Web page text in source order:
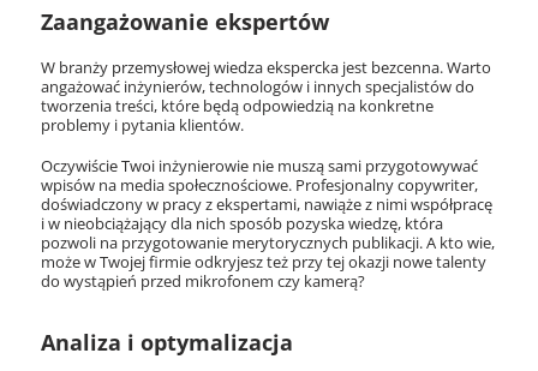
Zaangażowanie ekspertów
W branży przemysłowej wiedza ekspercka jest bezcenna. Warto
angażować inżynierów, technologów i innych specjalistów do
tworzenia treści, które będą odpowiedzią na konkretne
problemy i pytania klientów.
Oczywiście Twoi inżynierowie nie muszą sami przygotowywać
wpisów na media społecznościowe. Profesjonalny copywriter,
doświadczony w pracy z ekspertami, nawiąże z nimi współpracę
i w nieobciążający dla nich sposób pozyska wiedzę, która
pozwoli na przygotowanie merytorycznych publikacji. A kto wie,
może w Twojej firmie odkryjesz też przy tej okazji nowe talenty
do wystąpień przed mikrofonem czy kamerą?
Analiza i optymalizacja